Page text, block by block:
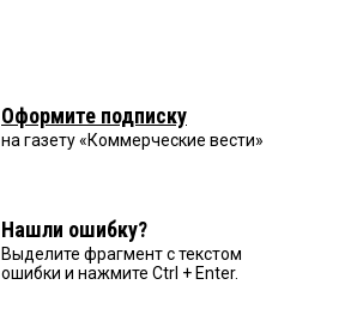
Оформите подписку
на газету «Коммерческие вести»
Нашли ошибку?
Выделите фрагмент с текстом
ошибки и нажмите Ctrl + Enter.